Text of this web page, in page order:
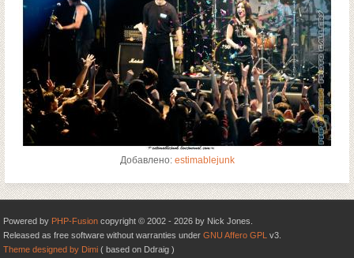
Добавлено: estimablejunk
Powered by PHP-Fusion copyright © 2002 - 2026 by Nick Jones.
Released as free software without warranties under GNU Affero GPL v3.
Theme designed by Dimi ( based on Ddraig )